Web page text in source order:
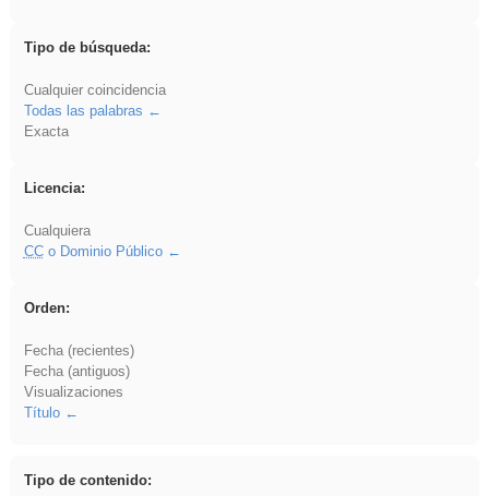
Tipo de búsqueda:
Cualquier coincidencia
Todas las palabras
Exacta
Licencia:
Cualquiera
CCo Dominio Público
Orden:
Fecha (recientes)
Fecha (antiguos)
Visualizaciones
Título
Tipo de contenido: